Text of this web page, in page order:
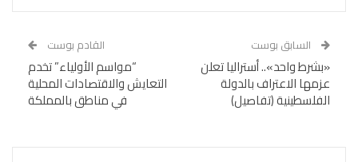
السابق بوست
«بشرط واحد».. أستراليا تعلن
عزمها الاعتراف بالدولة
الفلسطينية (تفاصيل)
القادم بوست
“مواسم الأولياء” تخدم
التعايش والاقتصادات المحلية
في مناطق بالمملكة